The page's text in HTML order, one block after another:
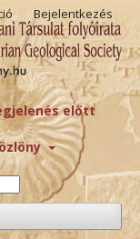
előtt
Bejelentkezés